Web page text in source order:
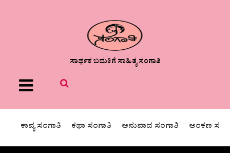
ಸಾರ್ಥಕ ಬದುಕಿಗೆ ಸಾಹಿತ್ಯ ಸಂಗಾತಿ
Menu
ಕಾವ್ಯ ಸಂಗಾತಿ ಕಥಾ ಸಂಗಾತಿ ಅನುವಾದ ಸಂಗಾತಿ ಅಂಕಣ